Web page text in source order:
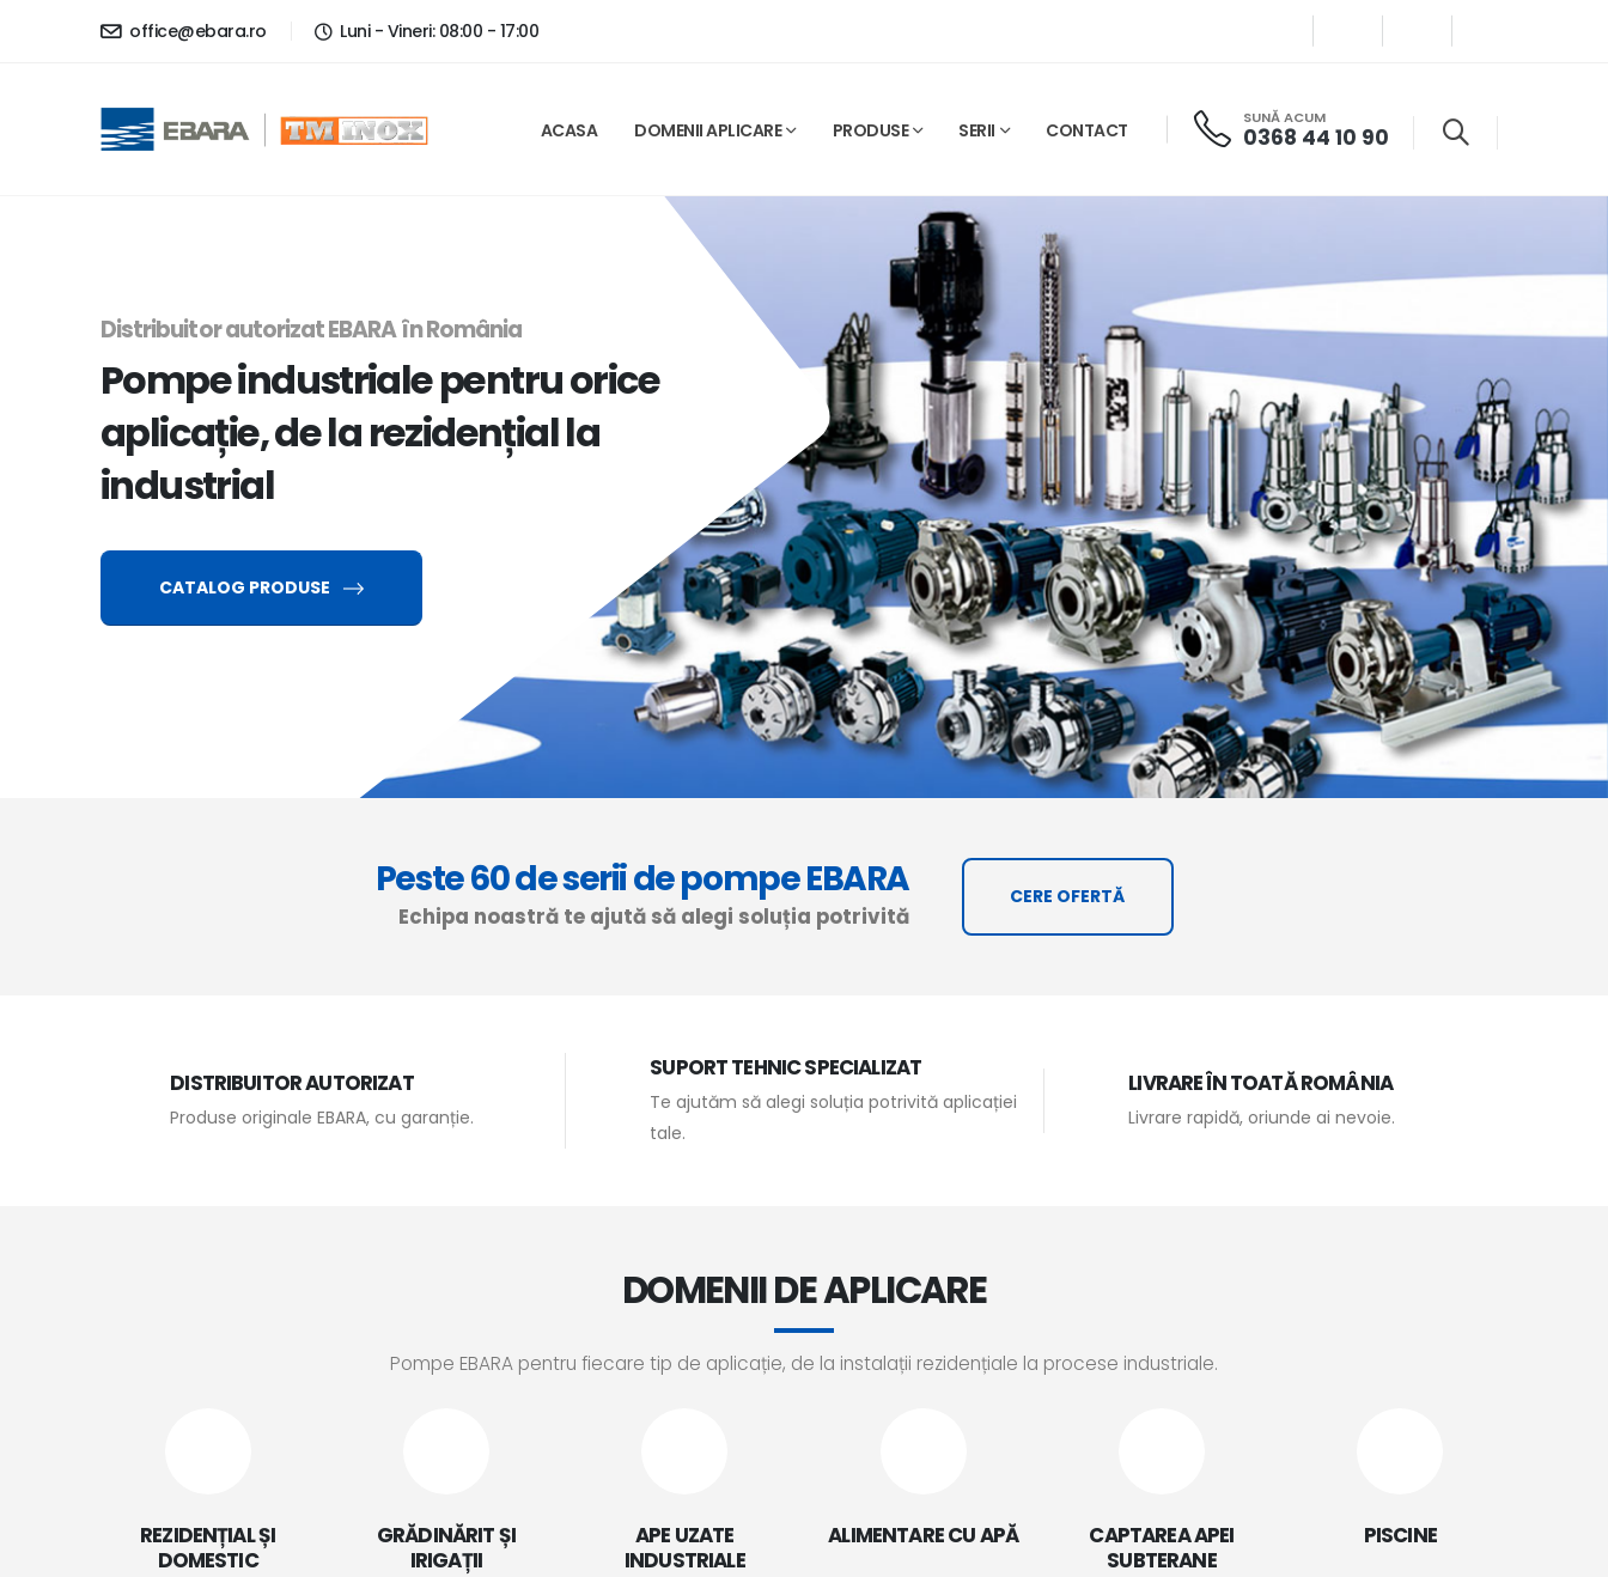
office@ebara.ro Luni - Vineri: 08:00 - 17:00
ACASA DOMENII APLICARE PRODUSE SERII CONTACT
SUNĂ ACUM
0368 44 10 90
Distribuitor autorizat EBARA în România
Pompe industriale pentru orice
aplicație, de la rezidențial la
industrial
CATALOG PRODUSE
Peste 60 de serii de pompe EBARA
Echipa noastră te ajută să alegi soluția potrivită
CERE OFERTĂ
DISTRIBUITOR AUTORIZAT
Produse originale EBARA, cu garanție.
SUPORT TEHNIC SPECIALIZAT
Te ajutăm să alegi soluția potrivită aplicației
tale.
LIVRARE ÎN TOATĂ ROMÂNIA
Livrare rapidă, oriunde ai nevoie.
DOMENII DE APLICARE
Pompe EBARA pentru fiecare tip de aplicație, de la instalații rezidențiale la procese industriale.
REZIDENȚIAL ȘI
DOMESTIC
GRĂDINĂRIT ȘI
IRIGAȚII
APE UZATE
INDUSTRIALE
ALIMENTARE CU APĂ
CAPTAREA APEI
SUBTERANE
PISCINE